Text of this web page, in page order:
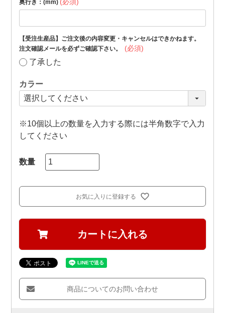
奥行き：(mm) (必須)
【受注生産品】ご注文後の内容変更・キャンセルはできかねます。
注文確認メールを必ずご確認下さい。
(必須)
了承した
カラー
※10個以上の数量を入力する際には半角数字で入力
してください
お気に入りに登録する
カートに入れる
商品についてのお問い合わせ